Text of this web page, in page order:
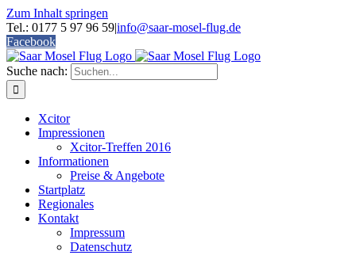
Zum Inhalt springen
Tel.: 0177 5 97 96 59|info@saar-mosel-flug.de
Facebook
Suche nach:
Xcitor
Impressionen
Xcitor-Treffen 2016
Informationen
Preise & Angebote
Startplatz
Regionales
Kontakt
Impressum
Datenschutz